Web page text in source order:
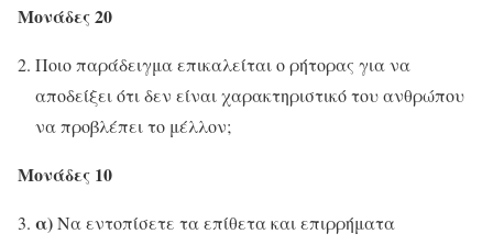
Μονάδες 20
Ποιο παράδειγμα επικαλείται ο ρήτορας για να
αποδείξει ότι δεν είναι χαρακτηριστικό του ανθρώπου
να προβλέπει το μέλλον;
Μονάδες 10
α)Να εντοπίσετε τα επίθετα και επιρρήματα